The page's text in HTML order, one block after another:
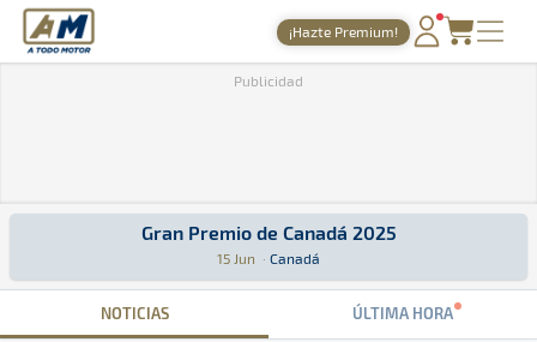
A Todo Motor · Revista del motor desde 1999
¡Hazte Premium!
TIENDA
2025 » Junio
Publicidad
Gran Premio de Canadá 2025
Gran Premio de Canadá 2025
15 Jun · Canadá
Fórmula 1 · Gran Premio de Canadá 2025: Aquí podrás encontrar
NOTICIAS ÚLTIMA HORA